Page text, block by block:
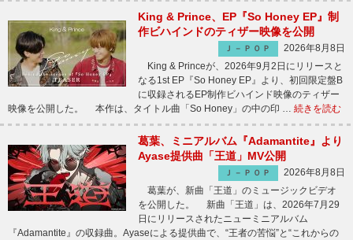
King & Prince、EP『So Honey EP』制
作ビハインドのティザー映像を公開
Ｊ－ＰＯＰ
2026年8月8日
King & Princeが、2026年9月2日にリリースと
なる1st EP『So Honey EP』より、初回限定盤B
に収録されるEP制作ビハインド映像のティザー
映像を公開した。 本作は、タイトル曲「So Honey」の中の印 … 続きを読む
葛葉、ミニアルバム『Adamantite』より
Ayase提供曲「王道」MV公開
Ｊ－ＰＯＰ
2026年8月8日
葛葉が、新曲「王道」のミュージックビデオ
を公開した。 新曲「王道」は、2026年7月29
日にリリースされたニューミニアルバム
『Adamantite』の収録曲。Ayaseによる提供曲で、“王者の苦悩”と“これからの